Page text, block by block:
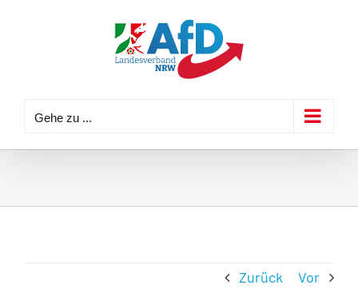
Gehe zu ...
Zurück Vor